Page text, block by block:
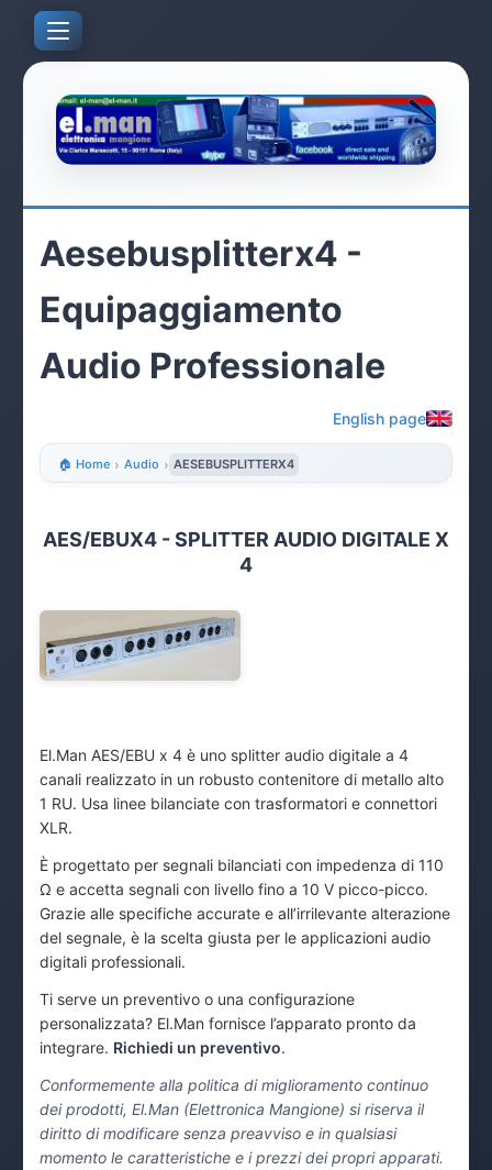
Aesebusplitterx4 -
Equipaggiamento
Audio Professionale
English page
🏠 Home › Audio › AESEBUSPLITTERX4
AES/EBUX4 - SPLITTER AUDIO DIGITALE X
4
El.Man AES/EBU x 4 è uno splitter audio digitale a 4
canali realizzato in un robusto contenitore di metallo alto
1 RU. Usa linee bilanciate con trasformatori e connettori
XLR.
È progettato per segnali bilanciati con impedenza di 110
Ω e accetta segnali con livello fino a 10 V picco-picco.
Grazie alle specifiche accurate e all’irrilevante alterazione
del segnale, è la scelta giusta per le applicazioni audio
digitali professionali.
Ti serve un preventivo o una configurazione
personalizzata? El.Man fornisce l’apparato pronto da
integrare. Richiedi un preventivo.
Conformemente alla politica di miglioramento continuo
dei prodotti, El.Man (Elettronica Mangione) si riserva il
diritto di modificare senza preavviso e in qualsiasi
momento le caratteristiche e i prezzi dei propri apparati.